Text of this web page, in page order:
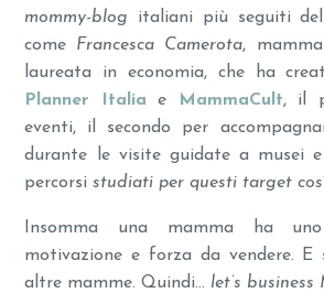
mommy-­blog italiani più seguiti
come Francesca Camerota,
laureata in economia, che ha
Planner Italia e MammaCult, il
eventi, il secondo per
durante le visite guidate a musei
percorsistudiati per questi target
Insomma una mamma ha
motivazione e forza da vendere. E
altre mamme. Quindi… let’s business